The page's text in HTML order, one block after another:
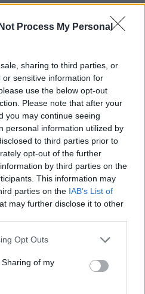
Process My Personal
sharing to third parties, or
sensitive information for
use the below opt-out
Please note that after your
you may continue seeing
personal information utilized by
to third parties prior to
opt-out of the further
by third parties on the
This information may
parties on the IAB’s List of
may further disclose it to other
app uses one or more Google
behaviour. You may click to
and its third-party tags to
purposes in below Google
Opt Outs
of my